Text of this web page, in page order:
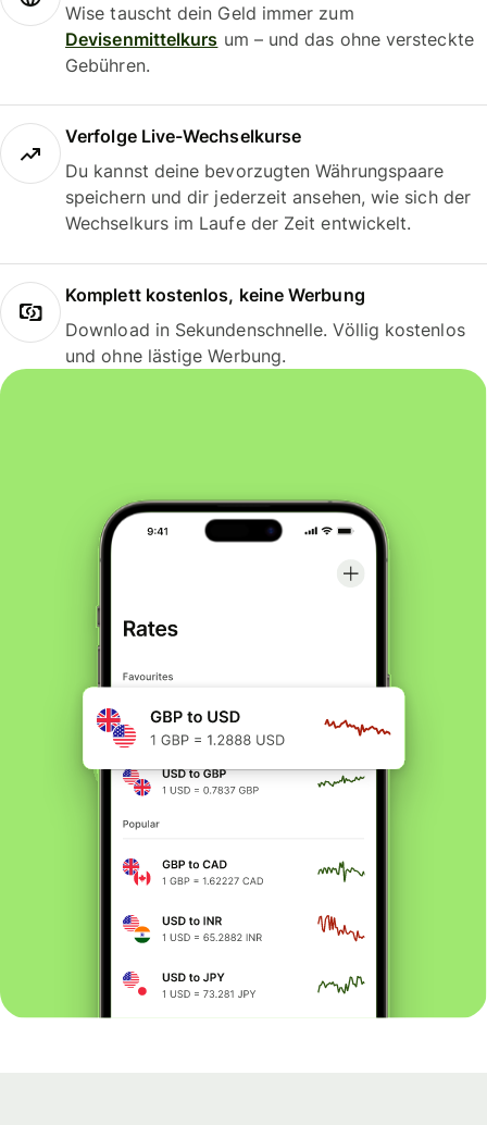
Wise tauscht dein Geld immer zum
Devisenmittelkurs um – und das ohne versteckte
Gebühren.
Verfolge Live-Wechselkurse
Du kannst deine bevorzugten Währungspaare
speichern und dir jederzeit ansehen, wie sich der
Wechselkurs im Laufe der Zeit entwickelt.
Komplett kostenlos, keine Werbung
Download in Sekundenschnelle. Völlig kostenlos
und ohne lästige Werbung.